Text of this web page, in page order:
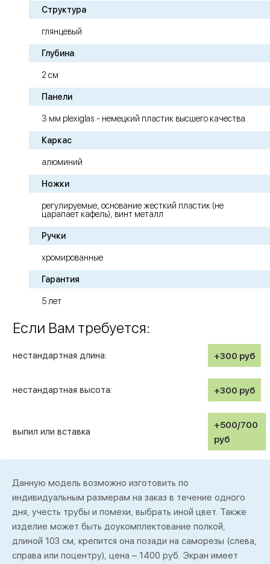
Структура
глянцевый
Глубина
2 см
Панели
3 мм plexiglas - немецкий пластик высшего качества
Каркас
алюминий
Ножки
регулируемые, основание жесткий пластик (не
царапает кафель), винт металл
Ручки
хромированные
Гарантия
5 лет
Если Вам требуется:
нестандартная длина: +300 руб
нестандартная высота: +300 руб
выпил или вставка
+500/700
руб
Данную модель возможно изготовить по
индивидуальным размерам на заказ в течение одного
дня, учесть трубы и помехи, выбрать иной цвет. Также
изделие может быть доукомплектование полкой,
длиной 103 см, крепится она позади на саморезы (слева,
справа или поцентру), цена – 1400 руб. Экран имеет